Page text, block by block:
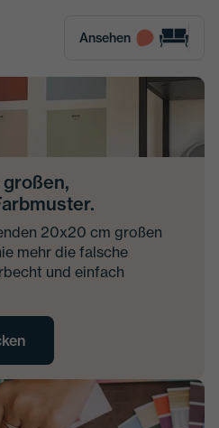
Ansehen
20x20 cm großen
mehr die falsche
und einfach